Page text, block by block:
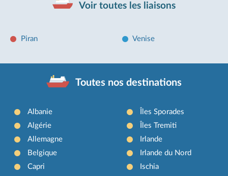
Voir toutes les liaisons
Piran Venise
Toutes nos destinations
Albanie
Algérie
Allemagne
Belgique
Capri
Îles Sporades
Îles Tremiti
Irlande
Irlande du Nord
Ischia